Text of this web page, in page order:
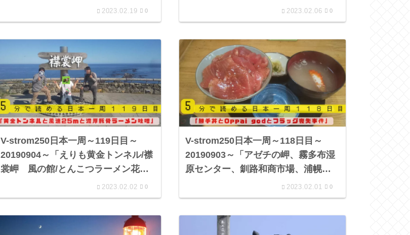
2023.02.19 0
岬、道の駅オスコイ かもえない、
湯本温泉野営場」
2023.02.06 0
V-strom250日本一周～119日目～
20190904～「えりも黄金トンネル/襟
裳岬 風の館/とんこつラーメン花宴/
2023.02.02 0
V-strom250日本一周～118日目～
20190903～「アゼチの岬、霧多布湿
原センター、釧路和商市場、浦幌神
社、乳神神社、ナウマン公園 」
2023.02.01 0